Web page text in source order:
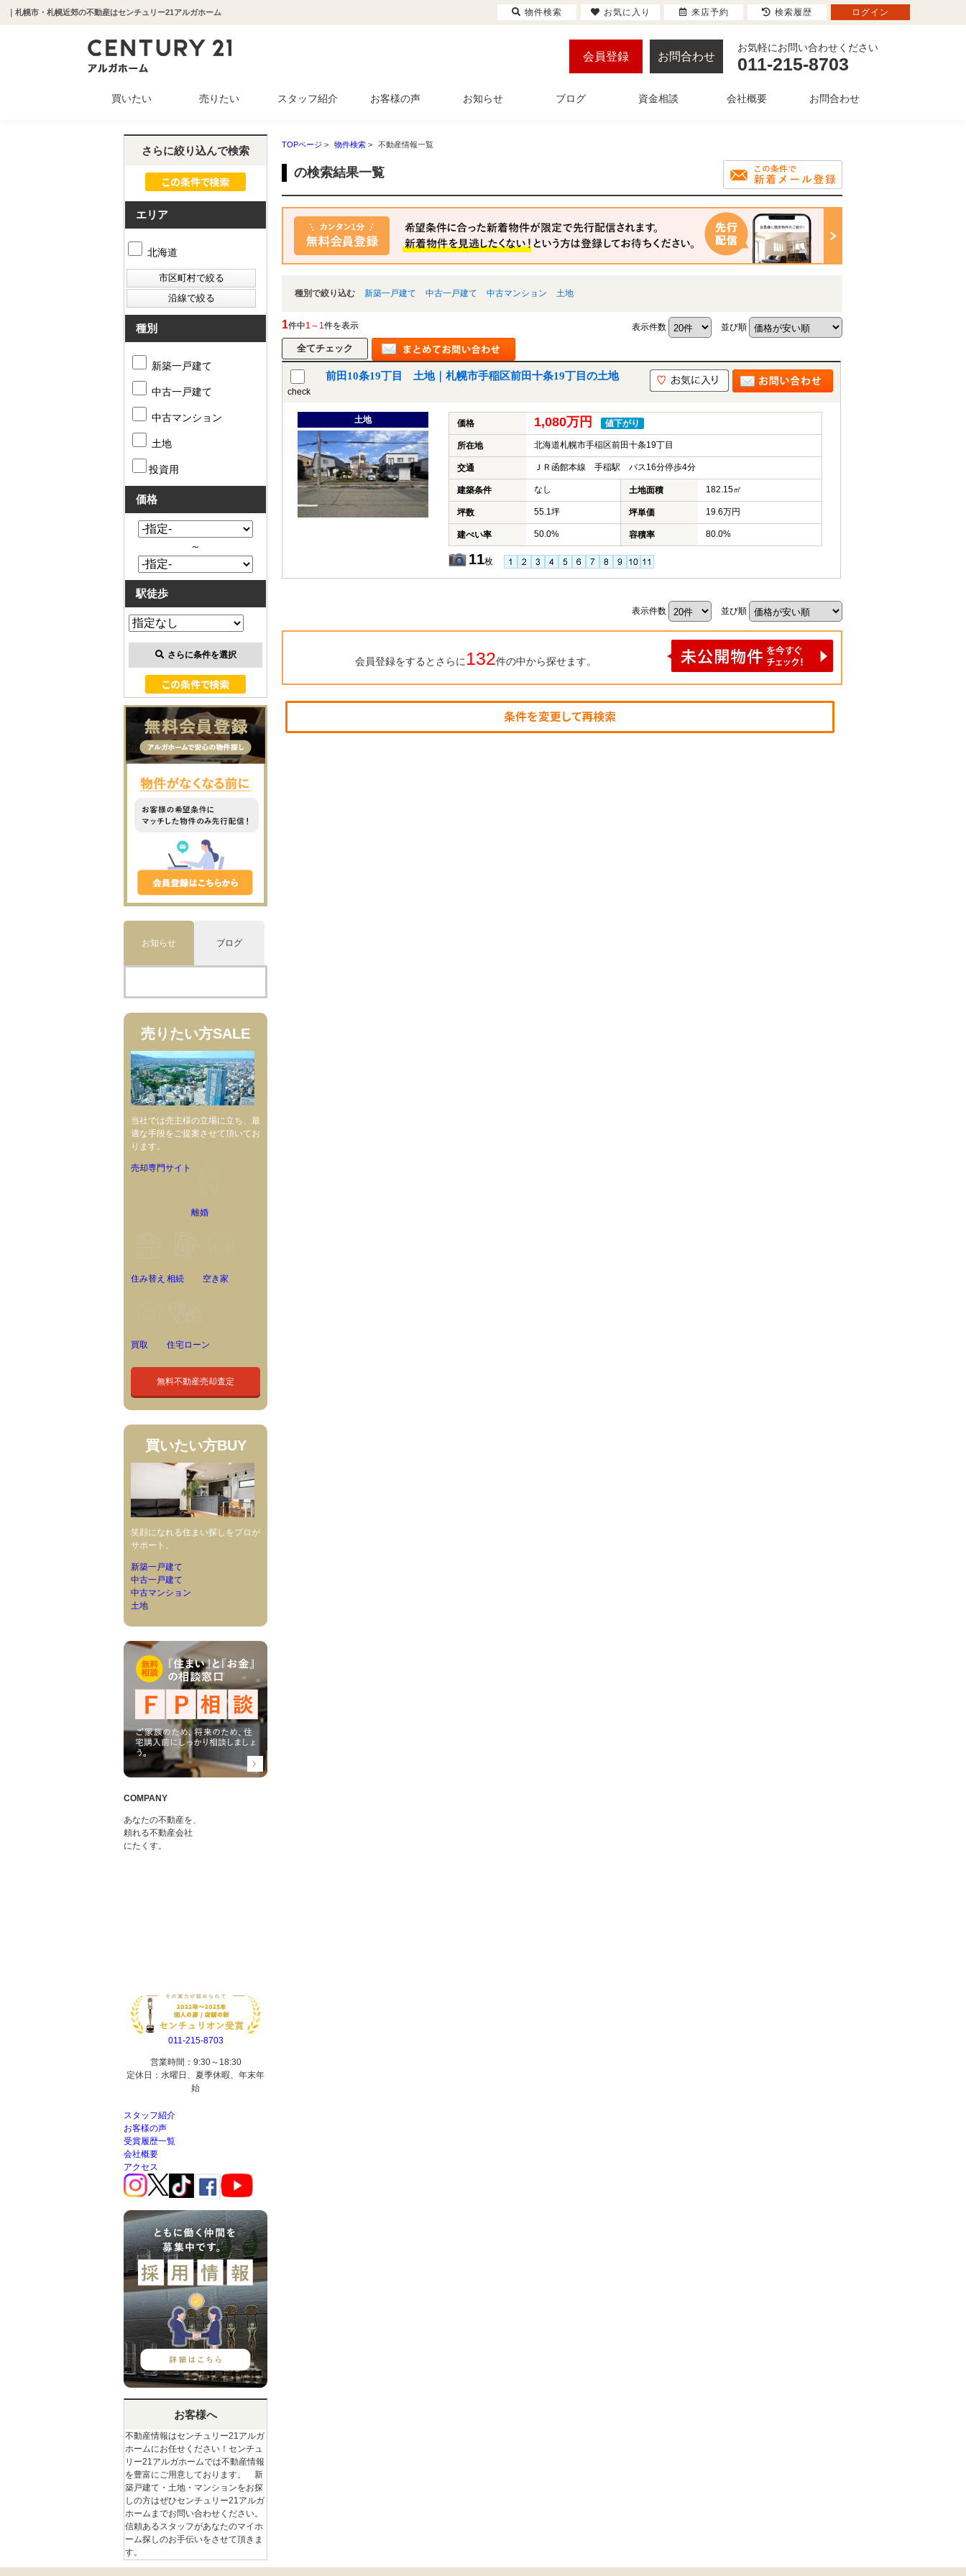
｜札幌市・札幌近郊の不動産はセンチュリー21アルガホーム
会員登録 お問合わせ
お気軽にお問い合わせください
011-215-8703
買いたい
新築一戸建て
中古一戸建て
中古マンション
土地
収益物件
売りたい スタッフ紹介 お客様の声 お知らせ ブログ 資金相談 会社概要 お問合わせ
TOPページ > 物件検索 > 不動産情報一覧
の検索結果一覧
種別で絞り込む 新築一戸建て 中古一戸建て 中古マンション 土地
1件中1～1件を表示 表示件数 並び順
check
前田10条19丁目 土地｜札幌市手稲区前田十条19丁目の土地
土地 価格 1,080万円 値下がり
所在地 北海道札幌市手稲区前田十条19丁目
交通 ＪＲ函館本線 手稲駅 バス16分停歩4分
建築条件 なし 土地面積 182.15㎡
坪数 55.1坪 坪単価 19.6万円
建ぺい率 50.0% 容積率 80.0%
11枚
表示件数 並び順
会員登録をするとさらに 132件の中から探せます。
さらに絞り込んで検索
エリア
北海道
種別
新築一戸建て
中古一戸建て
中古マンション
土地
投資用
価格
～
駅徒歩
さらに条件を選択
お知らせ ブログ
売りたい方SALE
当社では売主様の立場に立ち、最
適な手段をご提案させて頂いてお
ります。
売却専門サイト
離婚
住み替え 相続 空き家
買取 住宅ローン
無料不動産売却査定
買いたい方BUY
笑顔になれる住まい探しをプロが
サポート。
新築一戸建て
中古一戸建て
中古マンション
土地
COMPANY
あなたの不動産を、
頼れる不動産会社
にたくす。
011-215-8703
営業時間：9:30～18:30
定休日：水曜日、夏季休暇、年末年
始
スタッフ紹介
お客様の声
受賞履歴一覧
会社概要
アクセス
お客様へ
不動産情報はセンチュリー21アルガ
ホームにお任せください！センチュ
リー21アルガホームでは不動産情報
を豊富にご用意しております。 新
築戸建て・土地・マンションをお探
しの方はぜひセンチュリー21アルガ
ホームまでお問い合わせください。
信頼あるスタッフがあなたのマイホ
ーム探しのお手伝いをさせて頂きま
す。
物件検索 お気に入り 来店予約 検索履歴 ログイン